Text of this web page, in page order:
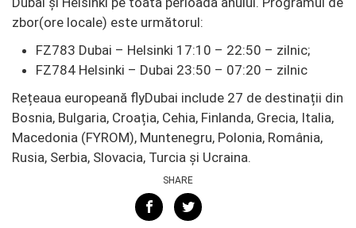
zbor(ore locale) este următorul:
FZ783 Dubai – Helsinki 17:10 – 22:50 – zilnic;
FZ784 Helsinki – Dubai 23:50 – 07:20 – zilnic
Rețeaua europeană flyDubai include 27 de destinații din
Bosnia, Bulgaria, Croația, Cehia, Finlanda, Grecia, Italia,
Macedonia (FYROM), Muntenegru, Polonia, România,
Rusia, Serbia, Slovacia, Turcia și Ucraina.
SHARE